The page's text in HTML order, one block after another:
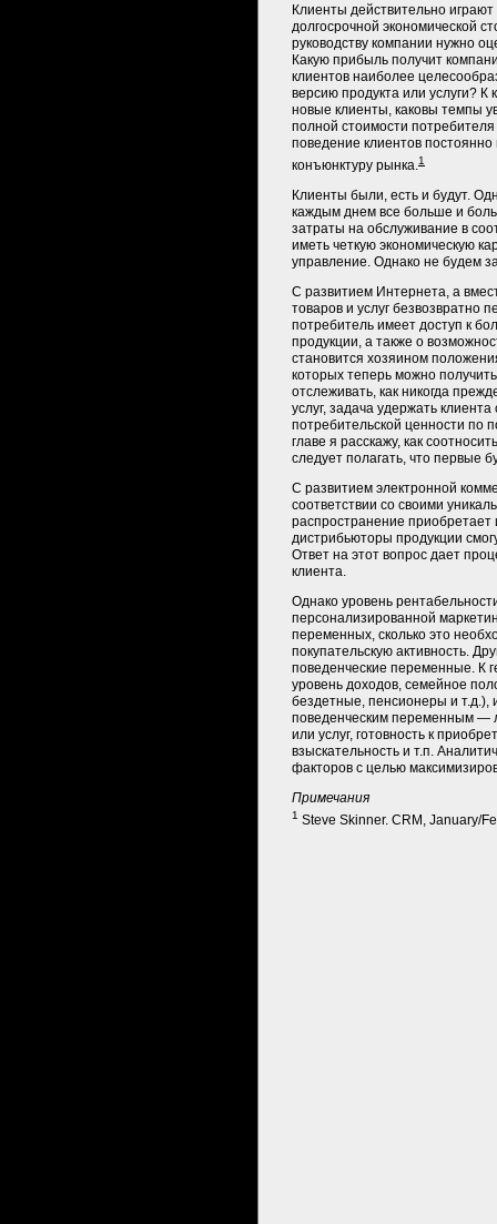
Клиенты действительно
долгосрочной экономической
руководству компании нужно
Какую прибыль получит
клиентов наиболее
версию продукта или услуги?
новые клиенты, каковы темпы
полной стоимости
поведение клиентов
конъюнктуру рынка. 1
Клиенты были, есть и будут.
каждым днем все больше и
затраты на обслуживание в
иметь четкую экономическую
управление. Однако не будем
С развитием Интернета, а
товаров и услуг безвозвратно
потребитель имеет доступ к
продукции, а также о
становится хозяином
которых теперь можно
отслеживать, как никогда
услуг, задача удержать
потребительской ценности по
главе я расскажу, как
следует полагать, что первые
С развитием электронной
соответствии со своими
распространение приобретает
дистрибьюторы продукции
Ответ на этот вопрос дает
клиента.
Однако уровень
персонализированной
переменных, сколько это
покупательскую активность.
поведенческие переменные. К
уровень доходов, семейное
бездетные, пенсионеры и т.д.),
поведенческим переменным —
или услуг, готовность к
взыскательность и т.п.
факторов с целью
Примечания
1 Steve Skinner. CRM, January/